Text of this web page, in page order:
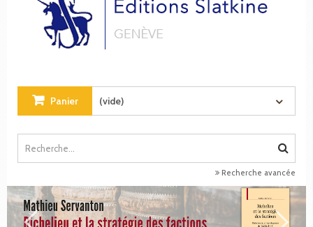
Panier (vide)
Recherche avancée